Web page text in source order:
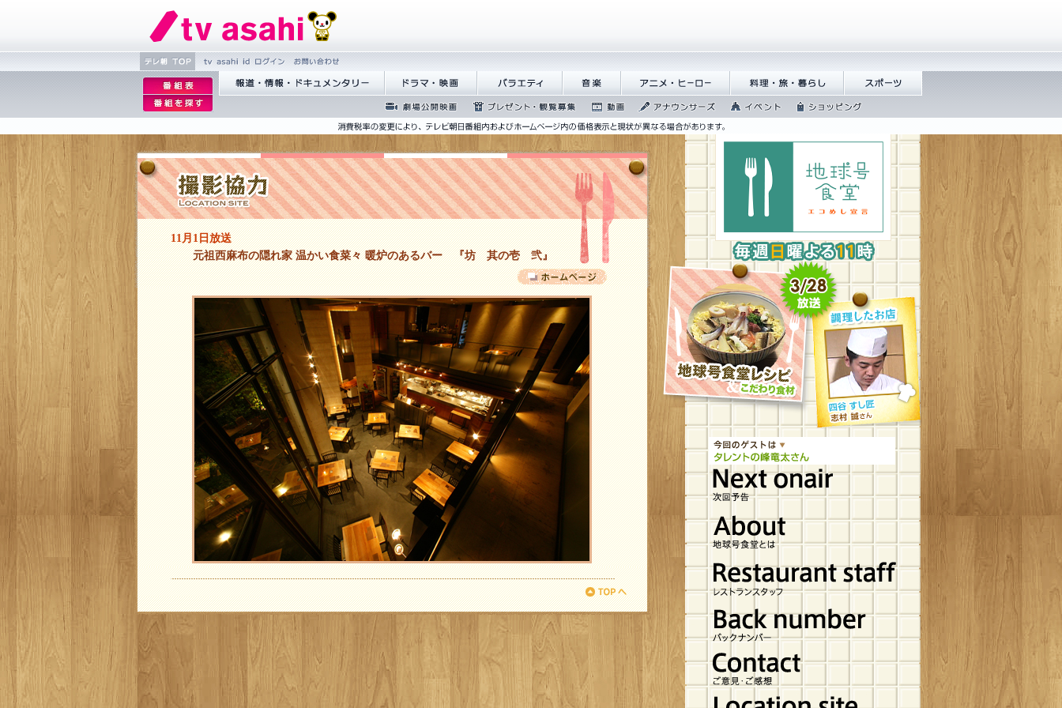
繝�Ξ譛
� TOP
tv asahi id 繝ｭ繧ｰ
縺雁撫縺
�粋繧上
逡
ｪ
邨
�｡
ｨ
ｪ
邨
�
ｒ
謗
｢縺
�
繝･繝｡繝ｳ繧ｿ繝ｪ繝ｼ
繝峨Λ繝槭�譏
�逕ｻ
繝舌Λ繧ｨ繝�
ぅ
髻ｳ讌ｽ
繧｢繝九Γ繝ｻ繝偵�
繝ｭ繝ｼ
譁咏炊繝ｻ譌��證ｮ
繧峨＠
繧ｹ繝昴�繝
蜉��ｴ蜈ｬ髢区
丐逕ｻ
繝励Ξ繧ｼ繝ｳ繝医�
蜍慕判
繧｢繝翫え繝ｳ繧
ｵ繝ｼ繧ｺ
繧､繝吶Φ
繝�
繝ｳ繧ｰ
11月1日放送
元祖西麻布の隠れ家 温かい食菜々 暖炉のあるバー 『坊 其の壱 弐』